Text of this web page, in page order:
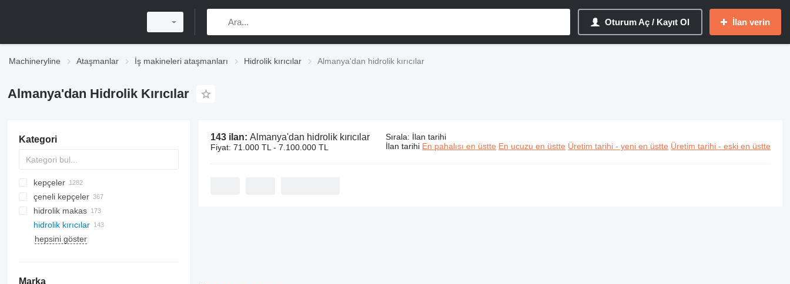
Oturum Aç / Kayıt Ol İlan verin
Machineryline Ataşmanlar İş makineleri ataşmanları Hidrolik kırıcılar Almanya'dan hidrolik kırıcılar
Almanya'dan Hidrolik Kırıcılar
Kategori
kepçeler
eskavatör kovaları
tesviye kepçeleri
yükleyici kovaları
elekli kovalari
çeneli kepçeler
hidrolik makas
hidrolik kırıcılar
kaldırma askıları
burgu matkaplar
beton levha kalıpları
hepsini göster
Marka
143 ilan: Almanya'dan hidrolik kırıcılar
Fiyat: 71.000 TL - 7.100.000 TL
Sırala: İlan tarihi
İlan tarihi En pahalısı en üstte En ucuzu en üstte Üretim tarihi - yeni en üstte Üretim tarihi - eski en üstte